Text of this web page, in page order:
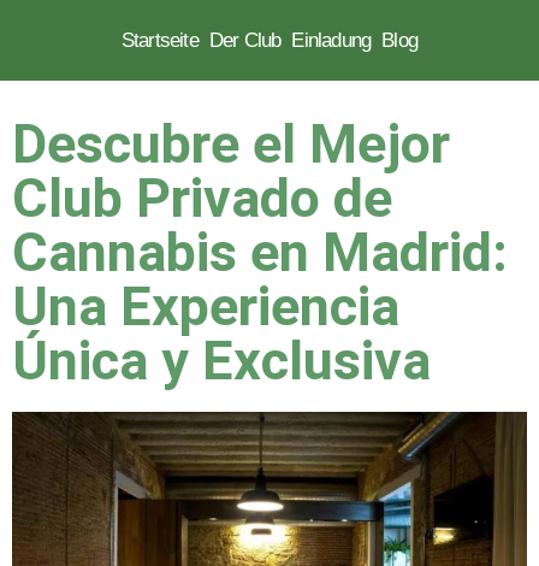
springen
Startseite Der Club Einladung Blog
Descubre el Mejor
Club Privado de
Cannabis en Madrid:
Una Experiencia
Única y Exclusiva